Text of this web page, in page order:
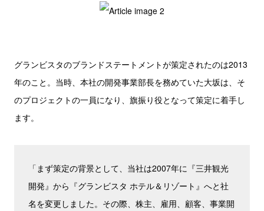
グランビスタのブランドステートメントが策定されたのは2013
年のこと。当時、本社の開発事業部長を務めていた大坂は、そ
のプロジェクトの一員になり、旗振り役となって策定に着手し
ます。
「まず策定の背景として、当社は2007年に『三井観光
開発』から『グランビスタ ホテル＆リゾート』へと社
名を変更しました。その際、株主、雇用、顧客、事業開